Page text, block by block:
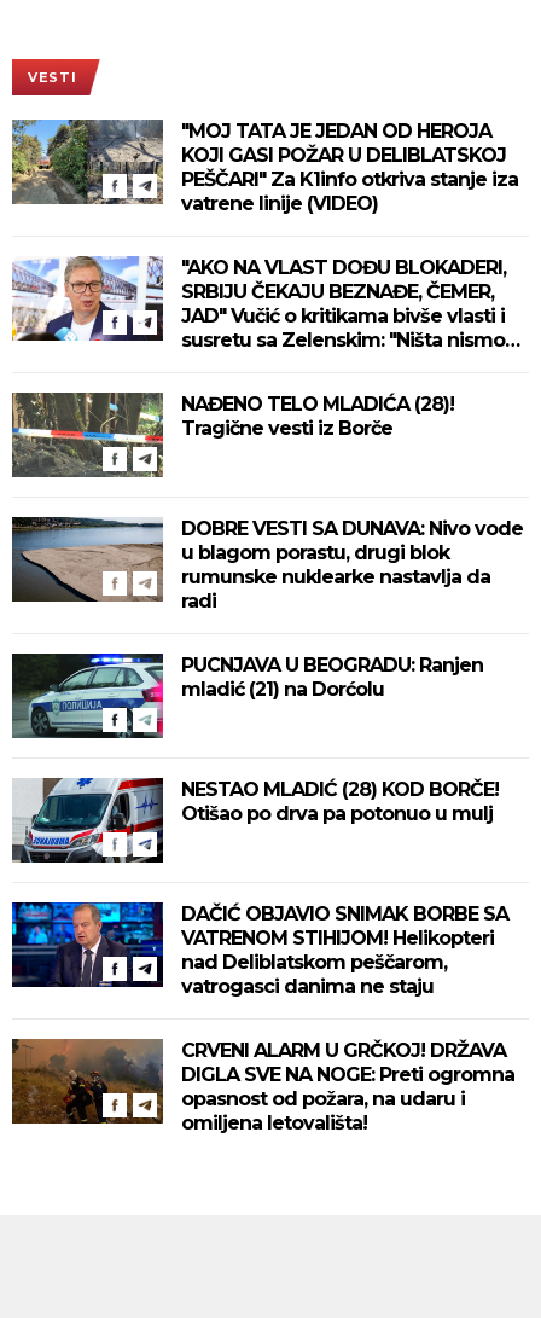
VESTI
"MOJ TATA JE JEDAN OD HEROJA
KOJI GASI POŽAR U DELIBLATSKOJ
PEŠČARI" Za K1info otkriva stanje iza
vatrene linije (VIDEO)
"AKO NA VLAST DOĐU BLOKADERI,
SRBIJU ČEKAJU BEZNAĐE, ČEMER,
JAD" Vučić o kritikama bivše vlasti i
susretu sa Zelenskim: "Ništa nismo
NAĐENO TELO MLADIĆA (28)!
Tragične vesti iz Borče
DOBRE VESTI SA DUNAVA: Nivo vode
u blagom porastu, drugi blok
rumunske nuklearke nastavlja da
radi
PUCNJAVA U BEOGRADU: Ranjen
mladić (21) na Dorćolu
NESTAO MLADIĆ (28) KOD BORČE!
Otišao po drva pa potonuo u mulj
DAČIĆ OBJAVIO SNIMAK BORBE SA
VATRENOM STIHIJOM! Helikopteri
nad Deliblatskom peščarom,
vatrogasci danima ne staju
CRVENI ALARM U GRČKOJ! DRŽAVA
DIGLA SVE NA NOGE: Preti ogromna
opasnost od požara, na udaru i
omiljena letovališta!